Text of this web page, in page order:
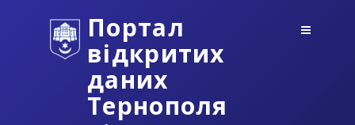
Портал
відкритих
даних
Тернополя